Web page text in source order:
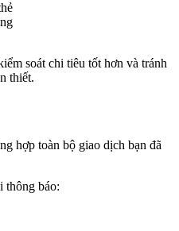
soát chi tiêu tốt hơn và tránh
thiết.
hợp toàn bộ giao dịch bạn đã
thông báo: